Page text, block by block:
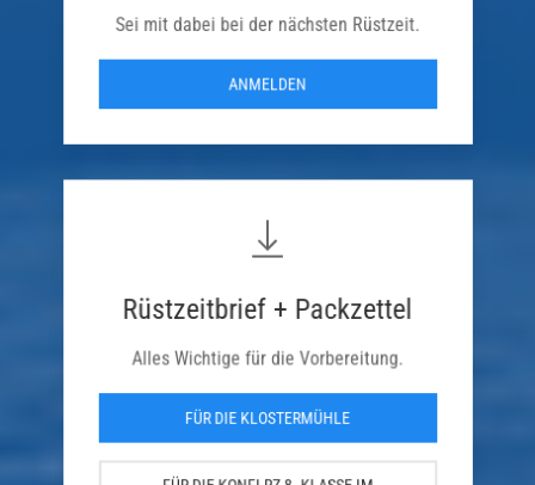
Sei mit dabei bei der nächsten Rüstzeit.
ANMELDEN
Rüstzeitbrief + Packzettel
Alles Wichtige für die Vorbereitung.
FÜR DIE KLOSTERMÜHLE